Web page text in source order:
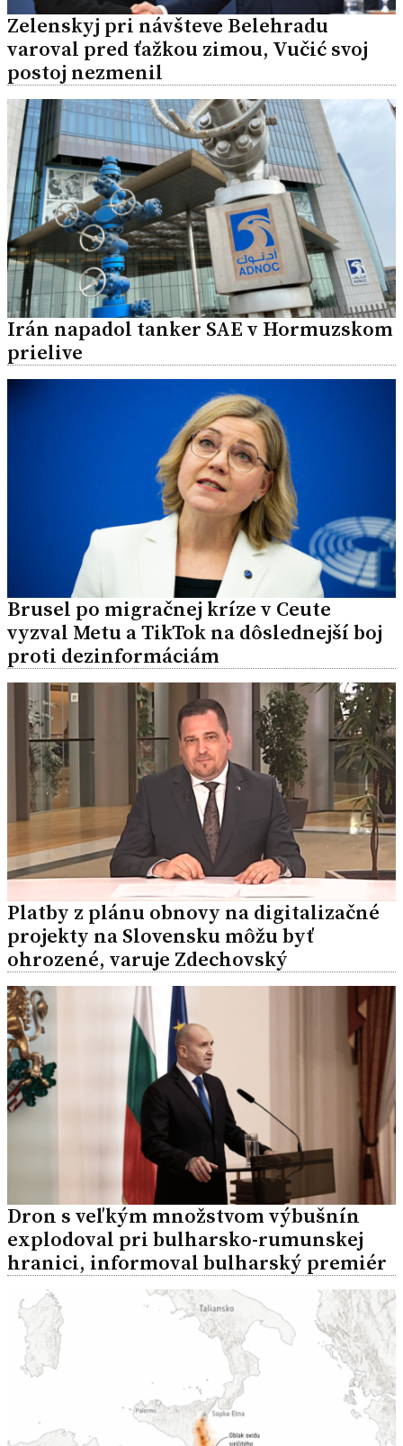
Zelenskyj pri návšteve Belehradu
varoval pred ťažkou zimou, Vučić svoj
postoj nezmenil
Irán napadol tanker SAE v Hormuzskom
prielive
Brusel po migračnej kríze v Ceute
vyzval Metu a TikTok na dôslednejší boj
proti dezinformáciám
Platby z plánu obnovy na digitalizačné
projekty na Slovensku môžu byť
ohrozené, varuje Zdechovský
Dron s veľkým množstvom výbušnín
explodoval pri bulharsko-rumunskej
hranici, informoval bulharský premiér